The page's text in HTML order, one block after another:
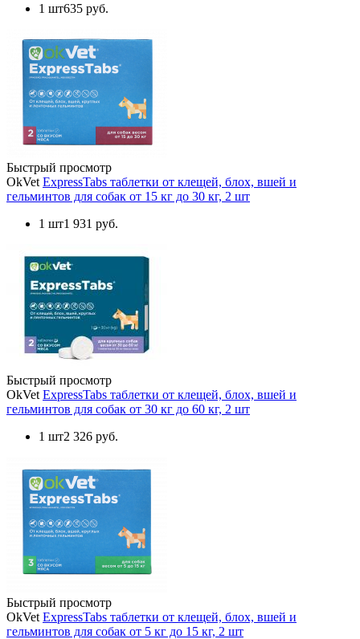
1 шт635 руб.
Быстрый просмотр
OkVet ExpressTabs таблетки от клещей, блох, вшей и
гельминтов для собак от 15 кг до 30 кг, 2 шт
1 шт1 931 руб.
Быстрый просмотр
OkVet ExpressTabs таблетки от клещей, блох, вшей и
гельминтов для собак от 30 кг до 60 кг, 2 шт
1 шт2 326 руб.
Быстрый просмотр
OkVet ExpressTabs таблетки от клещей, блох, вшей и
гельминтов для собак от 5 кг до 15 кг, 2 шт